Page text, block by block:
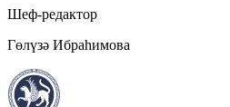
Шеф-редактор
Гөлүзә Ибраһимова